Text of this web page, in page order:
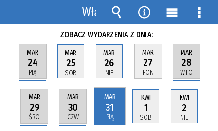
ZOBACZ WYDARZENIA Z DNIA:
MAR
24
PIĄ
MAR
25
SOB
MAR
26
NIE
MAR
27
PON
MAR
28
WTO
MAR
29
ŚRO
MAR
30
CZW
MAR
31
PIĄ
KWI
1
SOB
KWI
2
NIE
Włącz
powiadomienia
Wyszukiwarka
Narzędzia
Menu
główne